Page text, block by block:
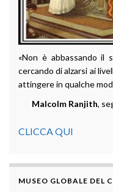
«Non è abbassando il
cercando di alzarsi ai
attingere in qualche
Malcolm Ranjith,
CLICCA QUI
MUSEO GLOBALE DEL